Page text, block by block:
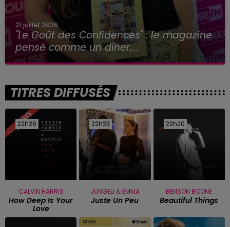
21 juillet 2026
"Le Goût des Confidences" : le magazine
pensé comme un dîner,...
TITRES DIFFUSÉS
22h26
22h26
CALVIN HARRIS
How Deep Is Your
Love
22h23
22h23
JUNGELI & EMMA
Juste Un Peu
22h20
22h20
BENSON BOONE
Beautiful Things